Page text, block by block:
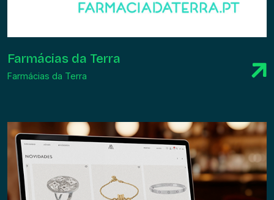
Farmácias da Terra
Farmácias da Terra